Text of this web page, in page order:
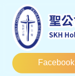
Facebook